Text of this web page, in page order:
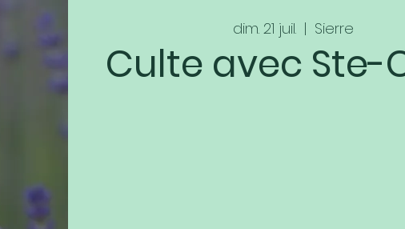
dim. 21 juil.
  |
Sierre
Culte avec Ste-